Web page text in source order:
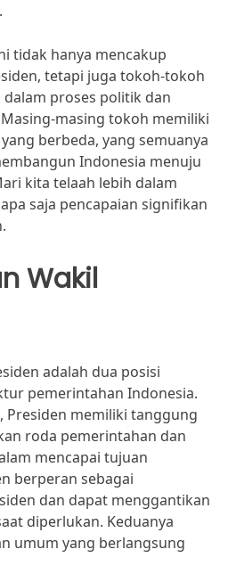
tidak hanya mencakup
tetapi juga tokoh-tokoh
proses politik dan
masing tokoh memiliki
berbeda, yang semuanya
Indonesia menuju
kita telaah lebih dalam
saja pencapaian signifikan
Wakil
adalah dua posisi
pemerintahan Indonesia.
Presiden memiliki tanggung
roda pemerintahan dan
mencapai tujuan
berperan sebagai
dan dapat menggantikan
diperlukan. Keduanya
umum yang berlangsung